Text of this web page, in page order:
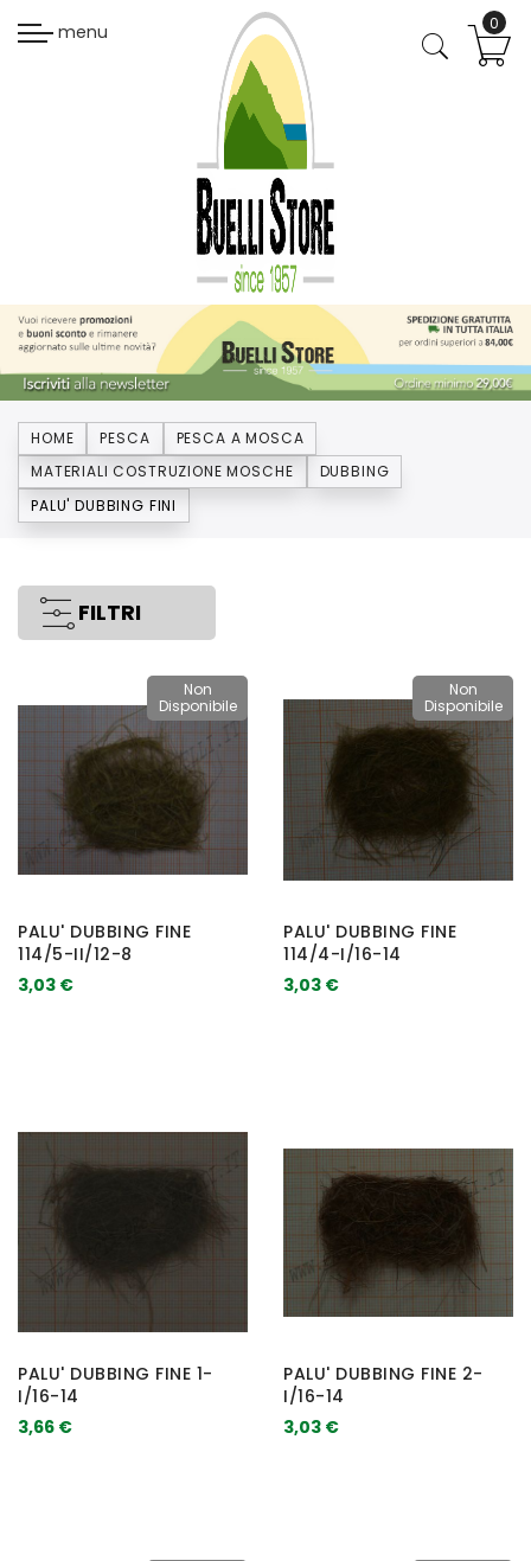
menu
HOME PESCA
PESCA A MOSCA
MATERIALI COSTRUZIONE MOSCHE
DUBBING
PALU' DUBBING FINI
FILTRI
Non
Disponibile
PALU' DUBBING FINE
114/5-II/12-8
3,03 €
Non
Disponibile
PALU' DUBBING FINE
114/4-I/16-14
3,03 €
PALU' DUBBING FINE 1-
I/16-14
3,66 €
PALU' DUBBING FINE 2-
I/16-14
3,03 €